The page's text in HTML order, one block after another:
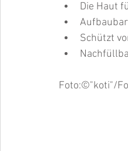
Die Haut
Schützt
Foto:©"koti"/